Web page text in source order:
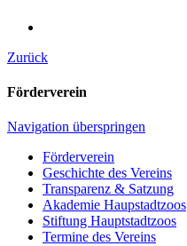
Zurück
Förderverein
Navigation überspringen
Förderverein
Geschichte des Vereins
Transparenz & Satzung
Akademie Haupstadtzoos
Stiftung Hauptstadtzoos
Termine des Vereins